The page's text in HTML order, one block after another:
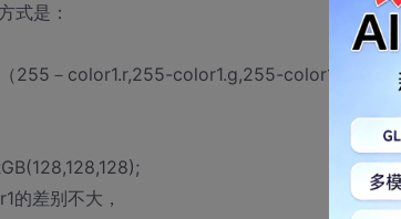
式是：
255－color1.r,255-color1.g,255-color1.b）；
的差别不大，